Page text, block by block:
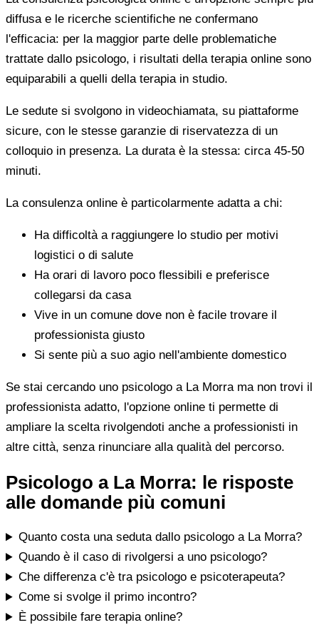
diffusa e le ricerche scientifiche ne confermano
l'efficacia: per la maggior parte delle problematiche
trattate dallo psicologo, i risultati della terapia online sono
equiparabili a quelli della terapia in studio.
Le sedute si svolgono in videochiamata, su piattaforme
sicure, con le stesse garanzie di riservatezza di un
colloquio in presenza. La durata è la stessa: circa 45-50
minuti.
La consulenza online è particolarmente adatta a chi:
Ha difficoltà a raggiungere lo studio per motivi
logistici o di salute
Ha orari di lavoro poco flessibili e preferisce
collegarsi da casa
Vive in un comune dove non è facile trovare il
professionista giusto
Si sente più a suo agio nell'ambiente domestico
Se stai cercando uno psicologo a La Morra ma non trovi il
professionista adatto, l'opzione online ti permette di
ampliare la scelta rivolgendoti anche a professionisti in
altre città, senza rinunciare alla qualità del percorso.
Psicologo a La Morra: le risposte
alle domande più comuni
Quanto costa una seduta dallo psicologo a La Morra?
Quando è il caso di rivolgersi a uno psicologo?
Che differenza c'è tra psicologo e psicoterapeuta?
Come si svolge il primo incontro?
È possibile fare terapia online?